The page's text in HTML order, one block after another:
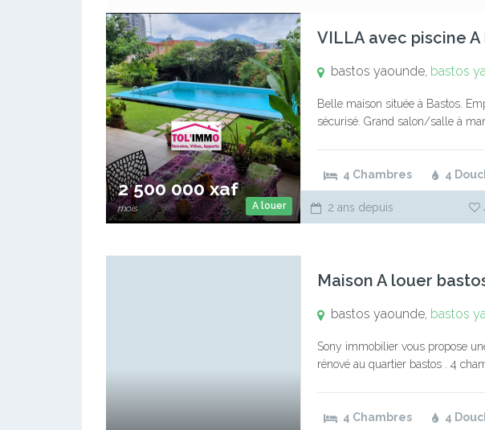
A louer
2 500 000 xaf
mois
bastos yaounde, bastos
Belle maison située à Bastos.
sécurisé. Grand salon/salle à
4 Chambres
4
2 ans depuis
Maison A louer
bastos yaounde, bastos
Sony immobilier vous propose
rénové au quartier bastos . 4
4 Chambres 4